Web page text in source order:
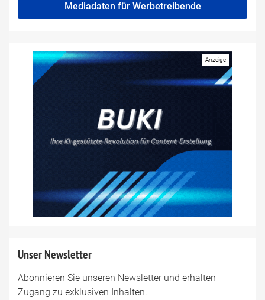
Mediadaten für Werbetreibende
Unser Newsletter
Abonnieren Sie unseren Newsletter und erhalten
Zugang zu exklusiven Inhalten.